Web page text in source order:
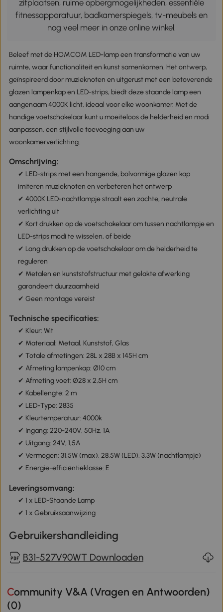
zitplaatsen, ruime opbergmogelijkheden, essentiële
fitnessapparatuur, badkamerspiegels, tv-meubels en
nog veel meer in onze online winkel.
Beleef met de HOMCOM LED-lamp een transformatie van uw
ruimte, waar functionaliteit en kunst samenkomen. Het ontwerp,
geïnspireerd door muzieknoten en uitgerust met een betoverende
glazen lampenkap en LED-strips, biedt deze staande lamp een
aangenaam 4000K licht, ideaal voor elke woonkamer. Met de
handige voetschakelaar kunt u moeiteloos de helderheid en modi
aanpassen, een stijlvolle toevoeging aan uw
woonkamerverlichting.
Omschrijving:
✔ LED-strips met een hangende, bolvormige glazen kap
imiteren muzieknoten en verbeteren het ontwerp
✔ 4000K LED-nachtlampje straalt een zachte, neutrale
verlichting uit
✔ Kort drukken op de voetschakelaar om tussen nachtlampje en
LED-strips modi te wisselen, of beide
✔ Lang drukken op de voetschakelaar om de helderheid te
reguleren
✔ Metalen en kunststofstructuur met gelakte afwerking
garandeert duurzaamheid
✔ Geen montage vereist
Technische specificaties:
✔ Kleur: Wit
✔ Materiaal: Metaal, Kunststof, Glas
✔ Totale afmetingen: 28L x 28B x 145H cm
✔ Afmeting lampenkap: Ø10 cm
✔ Afmeting voet: Ø28 x 2,5H cm
✔ Kabellengte: 2 m
✔ LED-Type: 2835
✔ Kleurtemperatuur: 4000k
✔ Ingang: 220-240V, 50Hz, 1A
✔ Uitgang: 24V, 1,5A
✔ Vermogen: 31,5W (max), 28,5W (LED), 3,3W (nachtlampje)
✔ Energie-efficiëntieklasse: E
Leveringsomvang:
✔ 1 x LED-Staande Lamp
✔ 1 x Gebruiksaanwijzing
Gebruikershandleiding
B31-527V90WT Downloaden
Community V&A (Vragen en Antwoorden)
(0)